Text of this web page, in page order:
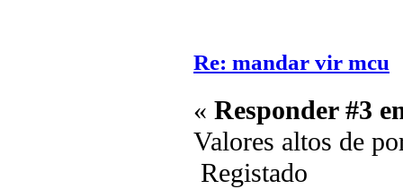
Re: mandar vir mcu
« Responder #3
Valores altos de
Registado